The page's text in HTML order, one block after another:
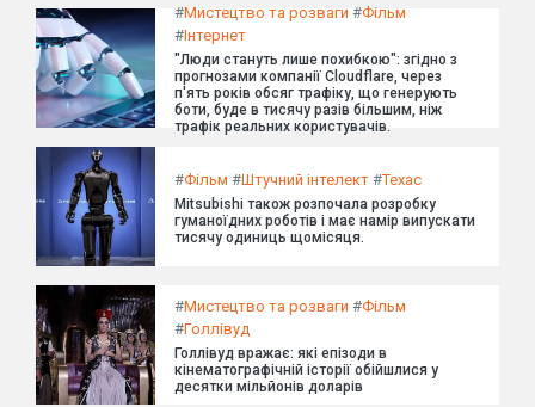
#Мистецтво та розваги #Фільм
#Інтернет
"Люди стануть лише похибкою": згідно з
прогнозами компанії Cloudflare, через
п'ять років обсяг трафіку, що генерують
боти, буде в тисячу разів більшим, ніж
трафік реальних користувачів.
#Фільм #Штучний інтелект #Техас
Mitsubishi також розпочала розробку
гуманоїдних роботів і має намір випускати
тисячу одиниць щомісяця.
#Мистецтво та розваги #Фільм
#Голлівуд
Голлівуд вражає: які епізоди в
кінематографічній історії обійшлися у
десятки мільйонів доларів